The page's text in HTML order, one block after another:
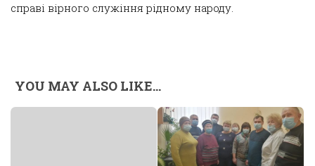
справі вірного служіння рідному народу.
YOU MAY ALSO LIKE...